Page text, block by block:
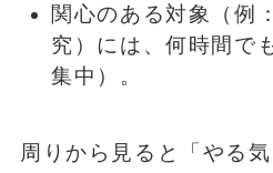
関心のある対象（例
究）には、何時間で
集中）。
周りから見ると「やる